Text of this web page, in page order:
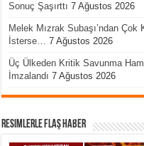
Sonuç Şaşırttı 7 Ağustos 2026
Melek Mızrak Subaşı’ndan
İsterse… 7 Ağustos 2026
Üç Ülkeden Kritik Savunma
İmzalandı 7 Ağustos 2026
Resimlerle Flaş Haber